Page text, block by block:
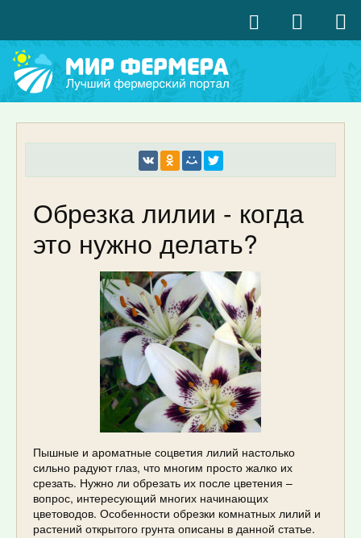
Обрезка лилии - когда
это нужно делать?
Пышные и ароматные соцветия лилий настолько
сильно радуют глаз, что многим просто жалко их
срезать. Нужно ли обрезать их после цветения –
вопрос, интересующий многих начинающих
цветоводов. Особенности обрезки комнатных лилий и
растений открытого грунта описаны в данной статье.